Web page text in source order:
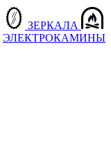
ЗЕРКАЛА
ЭЛЕКТРОКАМИНЫ